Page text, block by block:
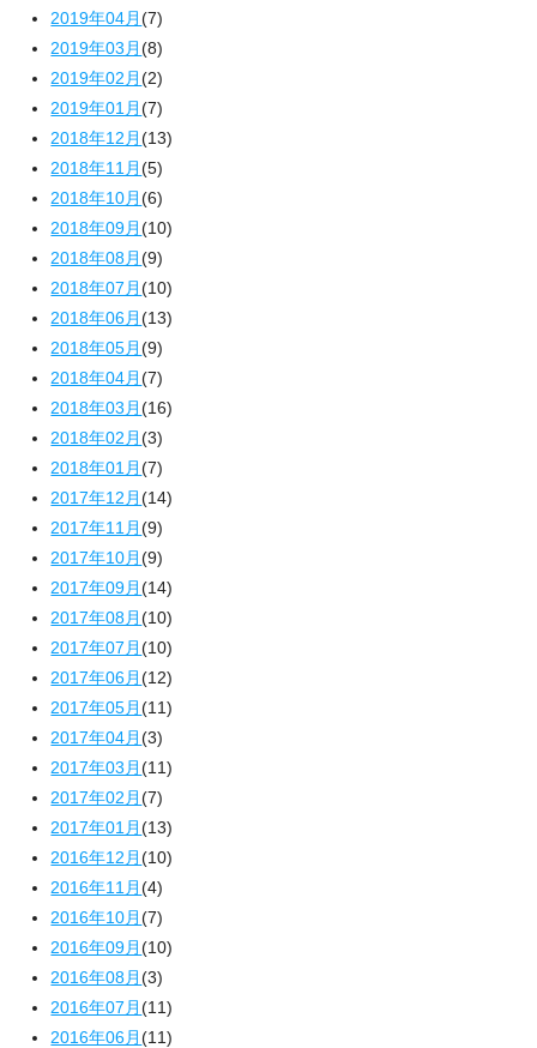
2019年04月(7)
2019年03月(8)
2019年02月(2)
2019年01月(7)
2018年12月(13)
2018年11月(5)
2018年10月(6)
2018年09月(10)
2018年08月(9)
2018年07月(10)
2018年06月(13)
2018年05月(9)
2018年04月(7)
2018年03月(16)
2018年02月(3)
2018年01月(7)
2017年12月(14)
2017年11月(9)
2017年10月(9)
2017年09月(14)
2017年08月(10)
2017年07月(10)
2017年06月(12)
2017年05月(11)
2017年04月(3)
2017年03月(11)
2017年02月(7)
2017年01月(13)
2016年12月(10)
2016年11月(4)
2016年10月(7)
2016年09月(10)
2016年08月(3)
2016年07月(11)
2016年06月(11)